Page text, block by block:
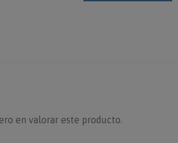
en valorar este producto.